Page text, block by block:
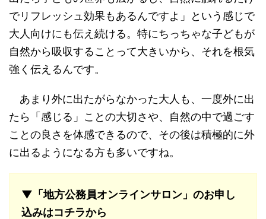
でリフレッシュ効果もあるんですよ」という感じで
大人向けにも伝え続ける。特にちっちゃな子どもが
自然から吸収することって大きいから、それを根気
強く伝えるんです。
あまり外に出たがらなかった大人も、一度外に出
たら「感じる」ことの大切さや、自然の中で過ごす
ことの良さを体感できるので、その後は積極的に外
に出るようになる方も多いですね。
▼「地方公務員オンラインサロン」のお申し
込みはコチラから